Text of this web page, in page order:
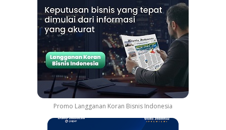
Promo Langganan Koran Bisnis Indonesia